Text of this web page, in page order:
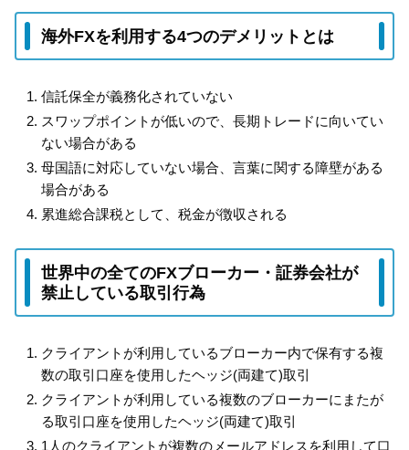
海外FXを利用する4つのデメリットとは
信託保全が義務化されていない
スワップポイントが低いので、長期トレードに向いてい
ない場合がある
母国語に対応していない場合、言葉に関する障壁がある
場合がある
累進総合課税として、税金が徴収される
世界中の全てのFXブローカー・証券会社が
禁止している取引行為
クライアントが利用しているブローカー内で保有する複
数の取引口座を使用したヘッジ(両建て)取引
クライアントが利用している複数のブローカーにまたが
る取引口座を使用したヘッジ(両建て)取引
1人のクライアントが複数のメールアドレスを利用して口